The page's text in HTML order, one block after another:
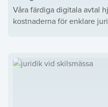
Våra färdiga digitala avtal
kostnaderna för enklare